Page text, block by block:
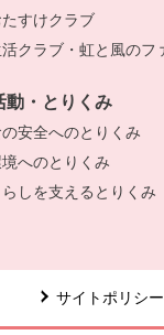
たすけクラブ
クラブ・虹と風のフ
動・とりくみ
安全へのとりくみ
へのとりくみ
らしを支えるとりくみ
サイトポリシー